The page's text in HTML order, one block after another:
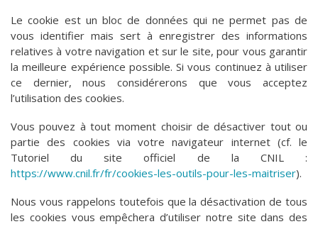
Le cookie est un bloc de données qui ne permet pas de
vous identifier mais sert à enregistrer des informations
relatives à votre navigation et sur le site, pour vous garantir
la meilleure expérience possible. Si vous continuez à utiliser
ce dernier, nous considérerons que vous acceptez
l’utilisation des cookies.
Vous pouvez à tout moment choisir de désactiver tout ou
partie des cookies via votre navigateur internet (cf. le
Tutoriel du site officiel de la CNIL :
https://www.cnil.fr/fr/cookies-les-outils-pour-les-maitriser).
Nous vous rappelons toutefois que la désactivation de tous
les cookies vous empêchera d’utiliser notre site dans des